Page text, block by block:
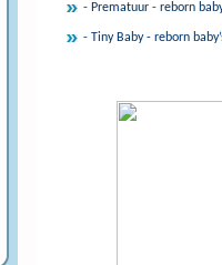
- Prematuur - reborn
- Tiny Baby - reborn